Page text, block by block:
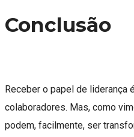
Conclusão
Receber o papel de liderança
colaboradores. Mas, como
podem, facilmente, ser